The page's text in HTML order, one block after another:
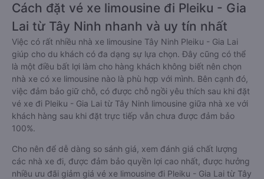
Cách đặt vé xe limousine đi Pleiku - Gia
Lai từ Tây Ninh nhanh và uy tín nhất
Việc có rất nhiều nhà xe limousine Tây Ninh Pleiku - Gia Lai
giúp cho du khách có đa dạng sự lựa chọn. Đây cũng có thể
là một điều bất lợi làm cho hàng khách không biết nên chọn
nhà xe có xe limousine nào là phù hợp với mình. Bên cạnh đó,
việc đảm bảo giữ chỗ, có được chỗ ngồi yêu thích sau khi đặt
vé xe đi Pleiku - Gia Lai từ Tây Ninh limousine giữa nhà xe với
khách hàng sau khi đặt trực tiếp vẫn chưa được đảm bảo
100%.
Cho nên để dễ dàng so sánh giá, xem đánh giá chất lượng
các nhà xe đi, được đảm bảo quyền lợi cao nhất, được hưởng
nhiều ưu đãi giảm giá vé xe limousine đi Pleiku - Gia Lai từ Tây